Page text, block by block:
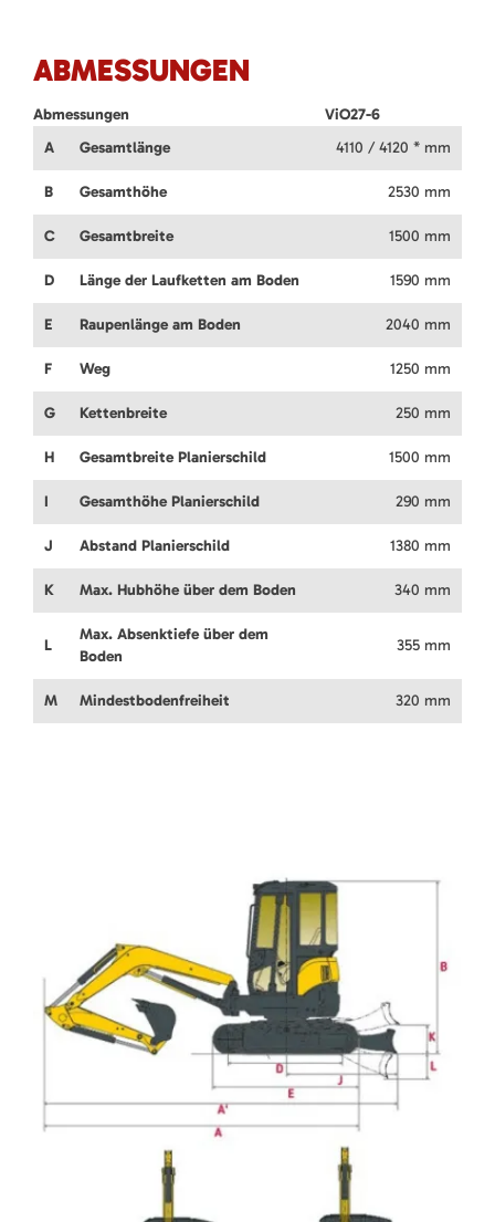
ABMESSUNGEN
Abmessungen
ViO27-6
A
Gesamtlänge 4110 / 4120 * mm
B Gesamthöhe 2530 mm
C Gesamtbreite 1500 mm
D Länge der Laufketten am Boden 1590 mm
E Raupenlänge am Boden 2040 mm
F Weg 1250 mm
G Kettenbreite 250 mm
H Gesamtbreite Planierschild 1500 mm
I Gesamthöhe Planierschild 290 mm
J Abstand Planierschild 1380 mm
K Max. Hubhöhe über dem Boden 340 mm
L
Max. Absenktiefe über dem
Boden
355 mm
M Mindestbodenfreiheit 320 mm